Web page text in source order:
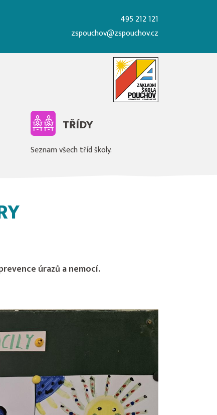
495 212 121
zspouchov@zspouchov.cz
TŘÍDY
Seznam všech tříd školy.
úrazů a nemocí.